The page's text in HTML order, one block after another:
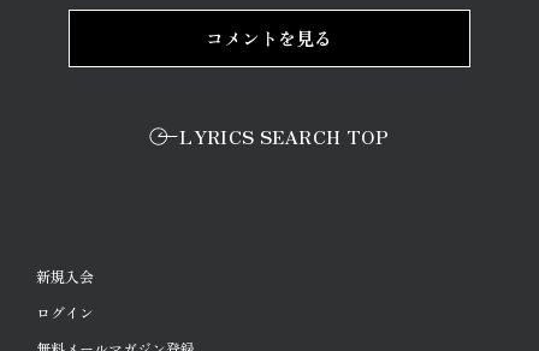
コメントを見る
LYRICS SEARCH TOP
新規入会
ログイン